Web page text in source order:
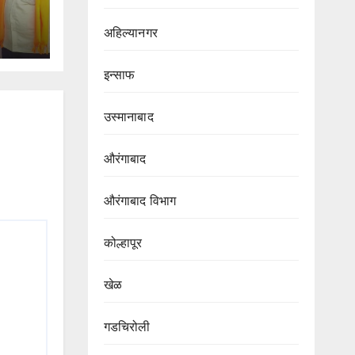
अहिल्यानगर
इन्साफ
उस्मानाबाद
औरंगाबाद
औरंगाबाद विभाग‌
कोल्हापूर
खेळ
गडचिरोली